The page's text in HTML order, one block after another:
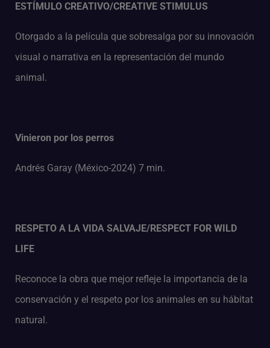
ESTÍMULO CREATIVO/CREATIVE STIMULUS
Otorgado a la película que sobresalga por su innovación
visual o narrativa en la representación del mundo
animal.
Vinieron por los perros
Andrés Garay (México-2024) 7 min.
RESPETO A LA VIDA SALVAJE/RESPECT FOR WILD
LIFE
Reconoce la obra que mejor refleje la importancia de la
conservación y el respeto por los animales en su hábitat
natural.